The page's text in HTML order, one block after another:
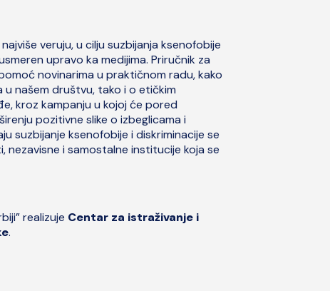
veruju, u cilju suzbijanja ksenofobije
upravo ka medijima. Priručnik za
novinarima u praktičnom radu, kako
našem društvu, tako i o etičkim
kroz kampanju u kojoj će pored
pozitivne slike o izbeglicama i
suzbijanje ksenofobije i diskriminacije se
i samostalne institucije koja se
realizuje Centar za istraživanje i
.